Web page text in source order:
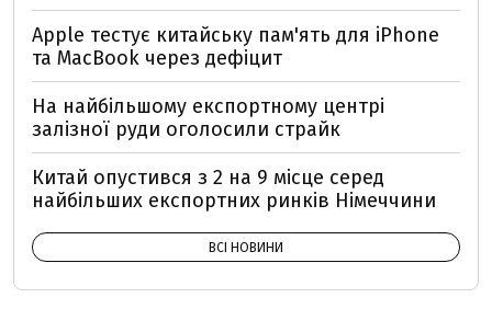
Apple тестує китайську пам'ять для iPhone
та MacBook через дефіцит
На найбільшому експортному центрі
залізної руди оголосили страйк
Китай опустився з 2 на 9 місце серед
найбільших експортних ринків Німеччини
ВСІ НОВИНИ